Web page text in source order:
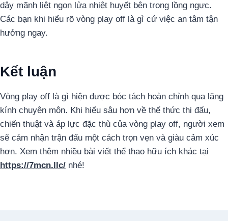
dậy mãnh liệt ngọn lửa nhiệt huyết bên trong lồng ngực.
Các bạn khi hiểu rõ vòng play off là gì cứ việc an tâm tận
hưởng ngay.
Kết luận
Vòng play off là gì hiện được bóc tách hoàn chỉnh qua lăng
kính chuyên môn. Khi hiểu sâu hơn về thể thức thi đấu,
chiến thuật và áp lực đặc thù của vòng play off, người xem
sẽ cảm nhận trận đấu một cách trọn vẹn và giàu cảm xúc
hơn. Xem thêm nhiều bài viết thể thao hữu ích khác tại
https://7mcn.llc/ nhé!